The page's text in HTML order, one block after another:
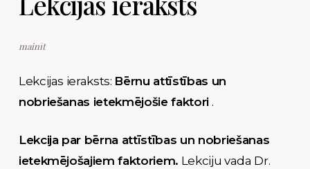
mainīt
Lekcijas ieraksts: Bērnu attīstības un
nobriešanas ietekmējošie faktori .
Lekcija par bērna attīstības un nobriešanas
ietekmējošajiem faktoriem. Lekciju vada Dr.